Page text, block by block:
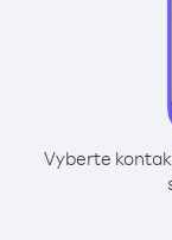
Vyberte